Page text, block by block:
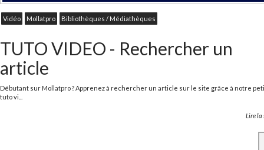
Vidéo Mollatpro Bibliothèques / Médiathèques
TUTO VIDEO - Rechercher un
article
Débutant sur Mollatpro ? Apprenez à rechercher un article sur le site grâce à notre
tuto vi...
Lire la